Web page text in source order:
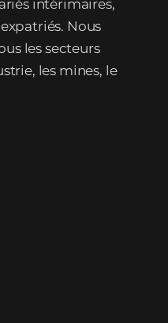
intérimaires,
Nous
les secteurs
les mines, le